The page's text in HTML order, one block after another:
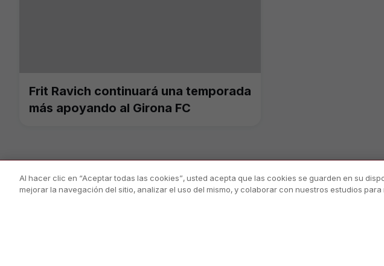
Frit Ravich continuará una temporada
más apoyando al Girona FC
Al hacer clic en “Aceptar todas las cookies”, usted acepta que las cookies se guarden en su
mejorar la navegación del sitio, analizar el uso del mismo, y colaborar con nuestros estudios para